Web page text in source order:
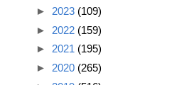
► 2023 (109)
► 2022 (159)
► 2021 (195)
► 2020 (265)